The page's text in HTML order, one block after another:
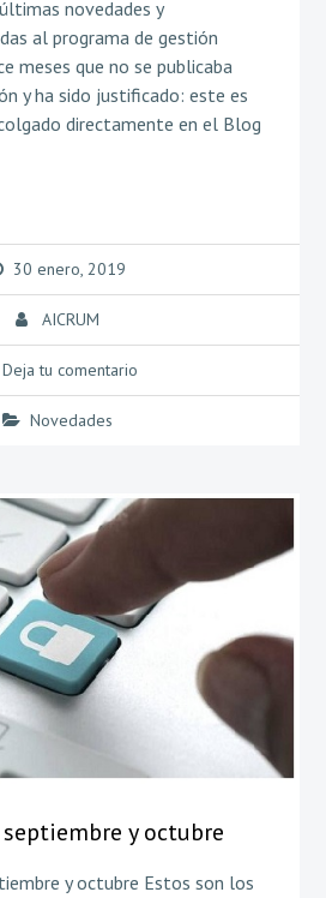
novedades y
al programa de gestión
meses que no se publicaba
y ha sido justificado: este es
directamente en el Blog
30 enero, 2019
AICRUM
Deja tu comentario
Novedades
y octubre
y octubre Estos son los